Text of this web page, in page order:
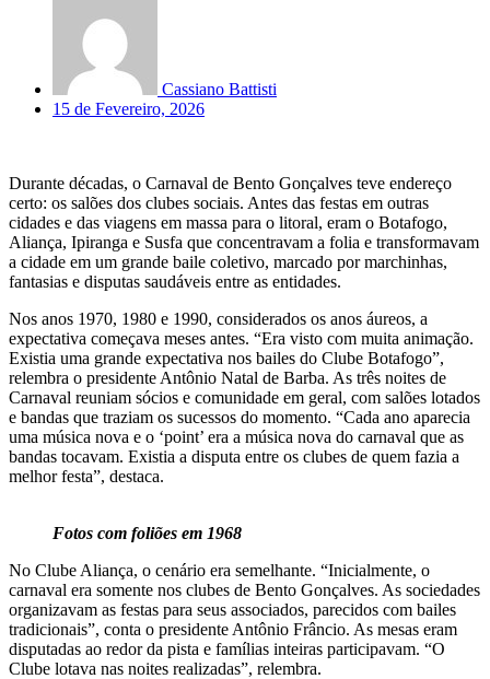
Cassiano Battisti
15 de Fevereiro, 2026
Durante décadas, o Carnaval de Bento Gonçalves teve endereço
certo: os salões dos clubes sociais. Antes das festas em outras
cidades e das viagens em massa para o litoral, eram o Botafogo,
Aliança, Ipiranga e Susfa que concentravam a folia e transformavam
a cidade em um grande baile coletivo, marcado por marchinhas,
fantasias e disputas saudáveis entre as entidades.
Nos anos 1970, 1980 e 1990, considerados os anos áureos, a
expectativa começava meses antes. “Era visto com muita animação.
Existia uma grande expectativa nos bailes do Clube Botafogo”,
relembra o presidente Antônio Natal de Barba. As três noites de
Carnaval reuniam sócios e comunidade em geral, com salões lotados
e bandas que traziam os sucessos do momento. “Cada ano aparecia
uma música nova e o ‘point’ era a música nova do carnaval que as
bandas tocavam. Existia a disputa entre os clubes de quem fazia a
melhor festa”, destaca.
Fotos com foliões em 1968
No Clube Aliança, o cenário era semelhante. “Inicialmente, o
carnaval era somente nos clubes de Bento Gonçalves. As sociedades
organizavam as festas para seus associados, parecidos com bailes
tradicionais”, conta o presidente Antônio Frâncio. As mesas eram
disputadas ao redor da pista e famílias inteiras participavam. “O
Clube lotava nas noites realizadas”, relembra.